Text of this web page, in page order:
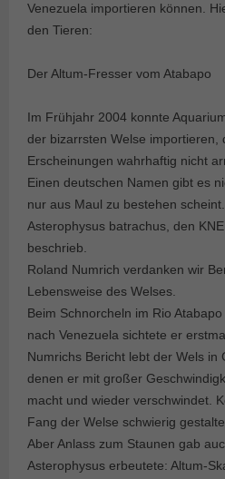
Venezuela importieren können.
den Tieren:
Der Altum-Fresser vom Atabapo
Im Frühjahr 2004 konnte
der bizarrsten Welse importieren,
Erscheinungen wahrhaftig nicht
Einen deutschen Namen gibt es
nur aus Maul zu bestehen
Asterophysus batrachus, den
beschrieb.
Roland Numrich verdanken wir
Lebensweise des Welses.
Beim Schnorcheln im Rio
nach Venezuela sichtete er
Numrichs Bericht lebt der Wels in
denen er mit großer
macht und wieder verschwindet.
Fang der Welse schwierig
Aber Anlass zum Staunen gab
Asterophysus erbeutete: Altum-